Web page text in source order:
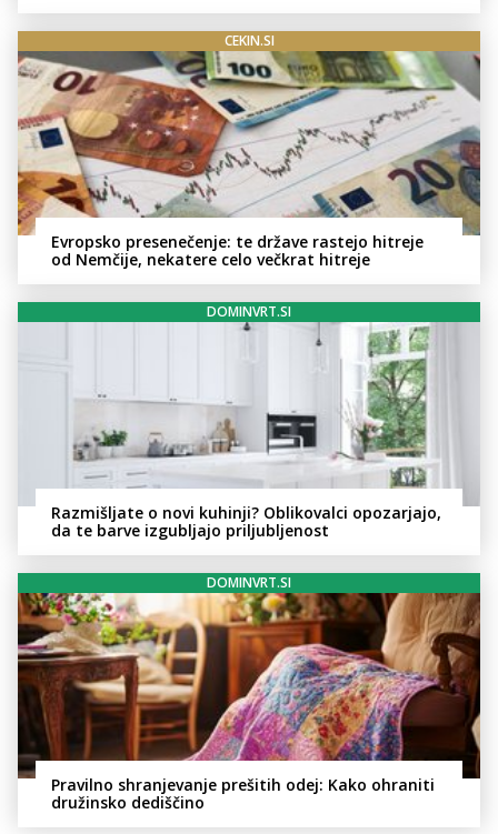
CEKIN.SI
Evropsko presenečenje: te države rastejo hitreje
od Nemčije, nekatere celo večkrat hitreje
DOMINVRT.SI
Razmišljate o novi kuhinji? Oblikovalci opozarjajo,
da te barve izgubljajo priljubljenost
DOMINVRT.SI
Pravilno shranjevanje prešitih odej: Kako ohraniti
družinsko dediščino